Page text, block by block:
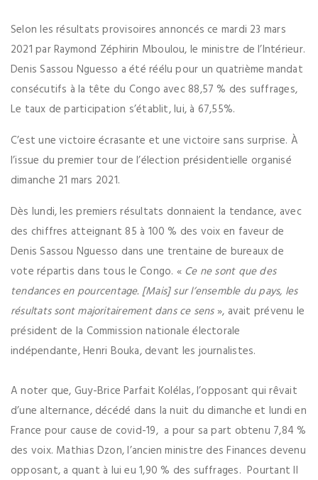
Selon les résultats provisoires annoncés ce mardi 23 mars
2021 par Raymond Zéphirin Mboulou, le ministre de l’Intérieur.
Denis Sassou Nguesso a été réélu pour un quatrième mandat
consécutifs à la tête du Congo avec 88,57 % des suffrages,
Le taux de participation s’établit, lui, à 67,55%.
C’est une victoire écrasante et une victoire sans surprise. À
l’issue du premier tour de l’élection présidentielle organisé
dimanche 21 mars 2021.
Dès lundi, les premiers résultats donnaient la tendance, avec
des chiffres atteignant 85 à 100 % des voix en faveur de
Denis Sassou Nguesso dans une trentaine de bureaux de
vote répartis dans tous le Congo. « Ce ne sont que des
tendances en pourcentage. [Mais] sur l’ensemble du pays, les
résultats sont majoritairement dans ce sens», avait prévenu le
président de la Commission nationale électorale
indépendante, Henri Bouka, devant les journalistes.
A noter que, Guy-Brice Parfait Kolélas, l’opposant qui rêvait
d’une alternance, décédé dans la nuit du dimanche et lundi en
France pour cause de covid-19, a pour sa part obtenu 7,84 %
des voix. Mathias Dzon, l’ancien ministre des Finances devenu
opposant, a quant à lui eu 1,90 % des suffrages. Pourtant Il